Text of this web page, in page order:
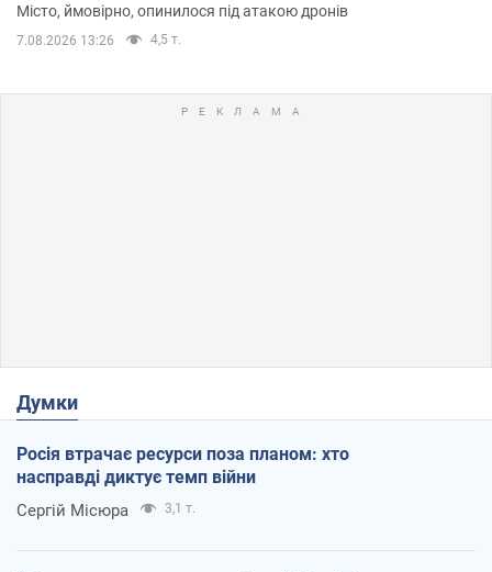
Місто, ймовірно, опинилося під атакою дронів
7.08.2026 13:26 4,5 т.
Думки
Росія втрачає ресурси поза планом: хто
насправді диктує темп війни
Сергій Місюра 3,1 т.